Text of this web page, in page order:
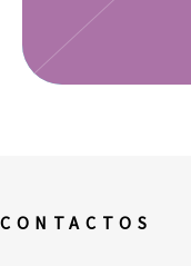
CONTACTOS